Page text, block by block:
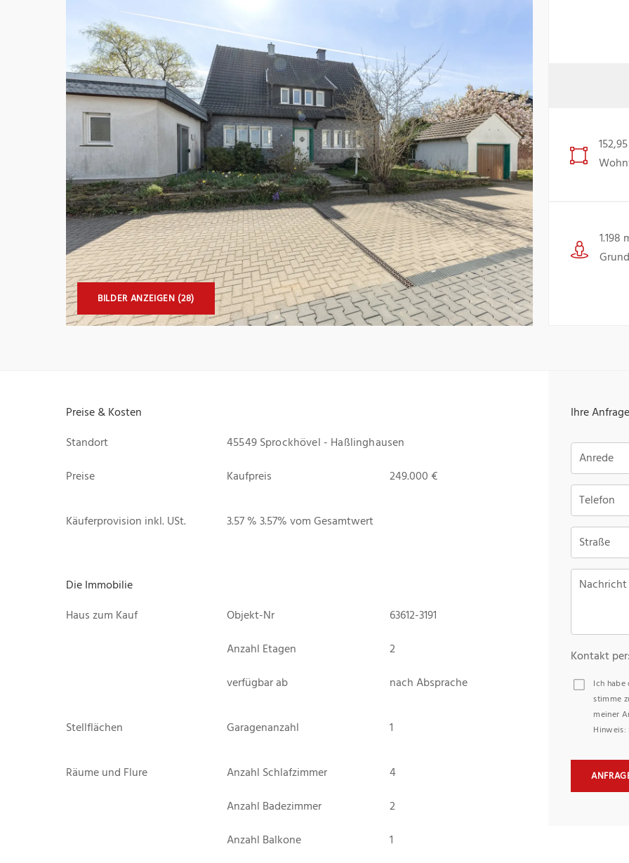
BILDER ANZEIGEN (28)
1.198
Preise & Kosten
Standort
45549 Sprockhövel - Haßlinghausen
Preise
Kaufpreis 249.000 €
Käuferprovision inkl. USt. 3.57 % 3.57% vom Gesamtwert
Die Immobilie
Haus zum Kauf
Objekt-Nr
63612-3191
Anzahl Etagen
2
verfügbar ab
nach Absprache
Stellflächen Garagenanzahl 1
Räume und Flure Anzahl Schlafzimmer
4
Anzahl Badezimmer
2
Anzahl Balkone
1
Ihre Anfrage
Anrede
Telefon
Straße
Nachricht
Kontakt per:
Ich habe
stimme
meiner